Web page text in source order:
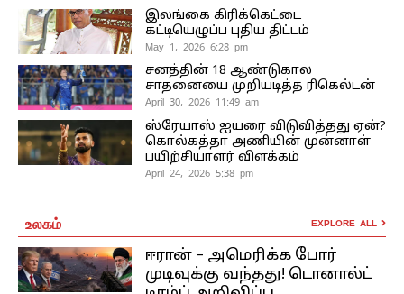
இலங்கை கிரிக்கெட்டை
கட்டியெழுப்ப புதிய திட்டம்
May 1, 2026 6:28 pm
சனத்தின் 18 ஆண்டுகால
சாதனையை முறியடித்த ரிகெல்டன்
April 30, 2026 11:49 am
ஸ்ரேயாஸ் ஐயரை விடுவித்தது ஏன்?
கொல்கத்தா அணியின் முன்னாள்
பயிற்சியாளர் விளக்கம்
April 24, 2026 5:38 pm
உலகம் EXPLORE ALL
ஈரான் – அமெரிக்க போர்
முடிவுக்கு வந்தது! டொனால்ட்